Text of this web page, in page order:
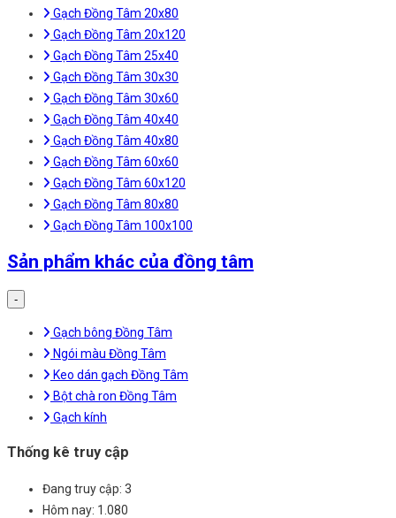
Gạch Đồng Tâm 20x80
Gạch Đồng Tâm 20x120
Gạch Đồng Tâm 25x40
Gạch Đồng Tâm 30x30
Gạch Đồng Tâm 30x60
Gạch Đồng Tâm 40x40
Gạch Đồng Tâm 40x80
Gạch Đồng Tâm 60x60
Gạch Đồng Tâm 60x120
Gạch Đồng Tâm 80x80
Gạch Đồng Tâm 100x100
Sản phẩm khác của đồng tâm
-
Gạch bông Đồng Tâm
Ngói màu Đồng Tâm
Keo dán gạch Đồng Tâm
Bột chà ron Đồng Tâm
Gạch kính
Thống kê truy cập
Đang truy cập: 3
Hôm nay: 1.080